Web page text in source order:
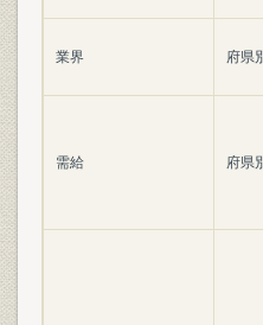
業界 府県
需給 府県